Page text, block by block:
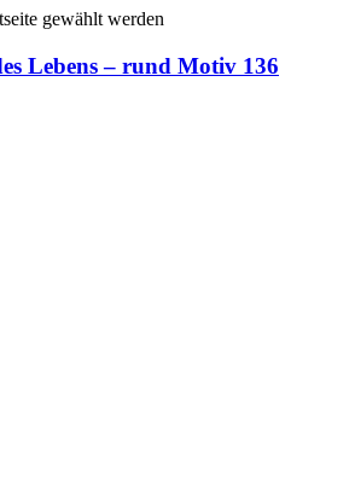
gewählt werden
Lebens – rund Motiv 136